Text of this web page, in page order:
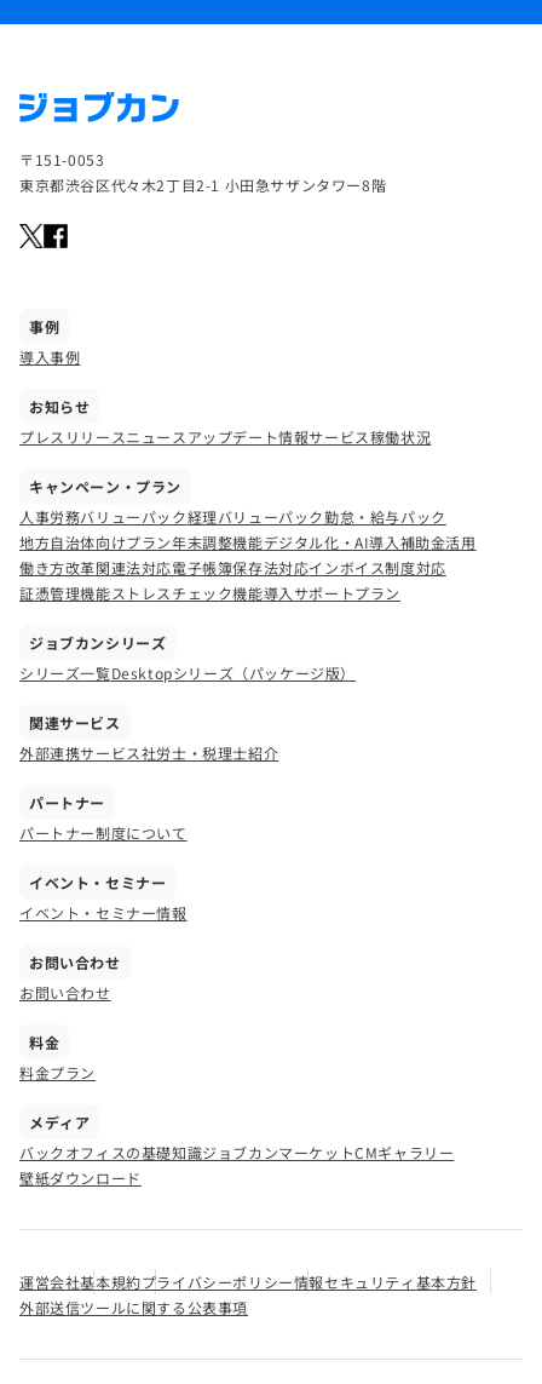
〒151-0053
東京都渋谷区代々木2丁目2-1 小田急サザンタワー8階
事例
導入事例
お知らせ
プレスリリースニュース アップデート情報サービス稼働状況
キャンペーン・プラン
人事労務バリューパック経理バリューパック勤怠・給与パック
地方自治体向けプラン年末調整機能デジタル化・AI導入補助金活用
働き方改革関連法対応電子帳簿保存法対応インボイス制度対応
証憑管理機能ストレスチェック機能導入サポートプラン
ジョブカンシリーズ
シリーズ一覧Desktopシリーズ（パッケージ版）
関連サービス
外部連携サービス社労士・税理士紹介
パートナー
パートナー制度について
イベント・セミナー
イベント・セミナー情報
お問い合わせ
お問い合わせ
料金
料金プラン
メディア
バックオフィスの基礎知識ジョブカンマーケットCMギャラリー
壁紙ダウンロード
運営会社基本規約プライバシーポリシー情報セキュリティ基本方針
外部送信ツールに関する公表事項